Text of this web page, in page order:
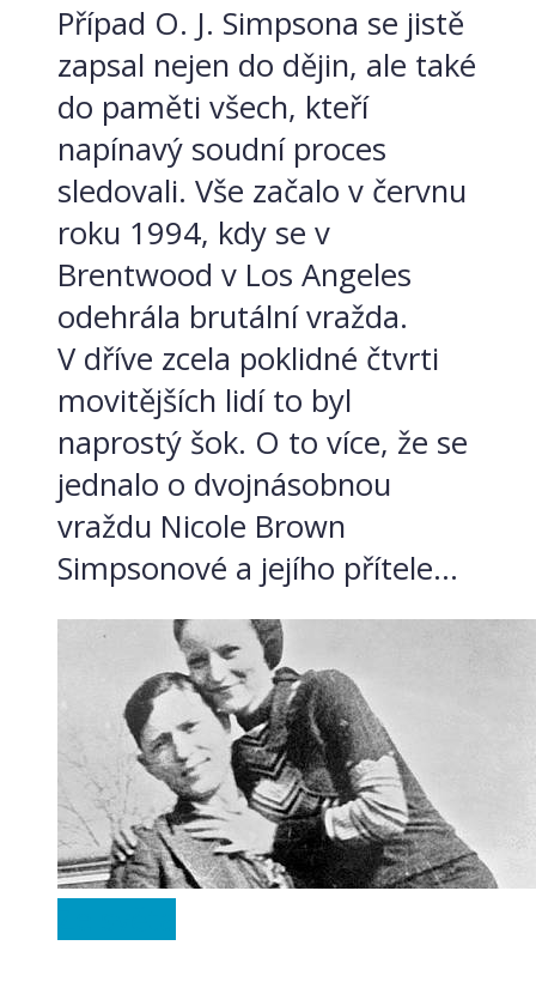
Případ O. J. Simpsona se jistě
zapsal nejen do dějin, ale také
do paměti všech, kteří
napínavý soudní proces
sledovali. Vše začalo v červnu
roku 1994, kdy se v
Brentwood v Los Angeles
odehrála brutální vražda.
V dříve zcela poklidné čtvrti
movitějších lidí to byl
naprostý šok. O to více, že se
jednalo o dvojnásobnou
vraždu Nicole Brown
Simpsonové a jejího přítele...